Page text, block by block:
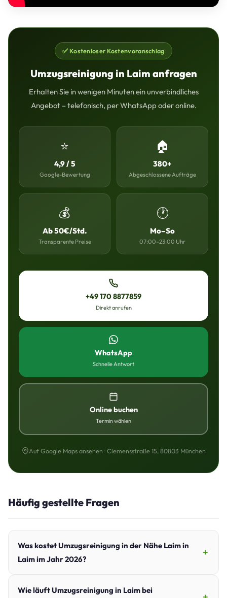
✅ Kostenloser Kostenvoranschlag
Umzugsreinigung in Laim anfragen
Erhalten Sie in wenigen Minuten ein unverbindliches
Angebot – telefonisch, per WhatsApp oder online.
⭐
4,9 / 5
Google-Bewertung
🏠
380+
Abgeschlossene Aufträge
💰
Ab 50€/Std.
Transparente Preise
🕐
Mo–So
07:00–23:00 Uhr
+49 170 8877859
Direkt anrufen
WhatsApp
Schnelle Antwort
Online buchen
Termin wählen
Auf Google Maps ansehen · Clemensstraße 15, 80803 München
Häufig gestellte Fragen
Was kostet Umzugsreinigung in der Nähe Laim in
Laim im Jahr 2026?
Wie läuft Umzugsreinigung in Laim bei